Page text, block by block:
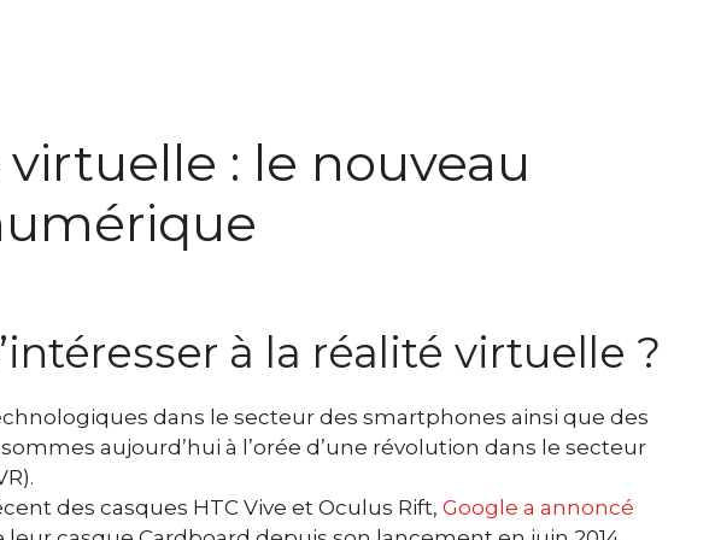
virtuelle : le nouveau
à la réalité virtuelle ?
dans le secteur des smartphones ainsi que des
aujourd’hui à l’orée d’une révolution dans le secteur
des casques HTC Vive et Oculus Rift, Google a annoncé